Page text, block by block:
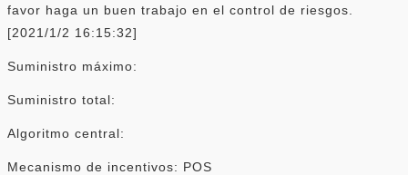
favor haga un buen trabajo en el control de riesgos.
[2021/1/2 16:15:32]
Suministro máximo:
Suministro total:
Algoritmo central:
Mecanismo de incentivos: POS